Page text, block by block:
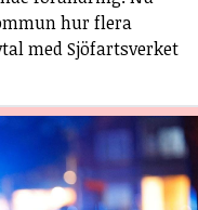
hur flera
med Sjöfartsverket